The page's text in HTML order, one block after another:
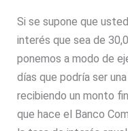
Si se supone que
interés que sea de
ponemos a modo de
días que podría ser
recibiendo un monto
que hace el Banco